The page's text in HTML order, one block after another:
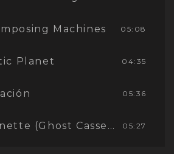
Machines 05:08
Planet 04:35
05:36
Marionnette (Ghost Cassette) Daribone Rmx 05:27